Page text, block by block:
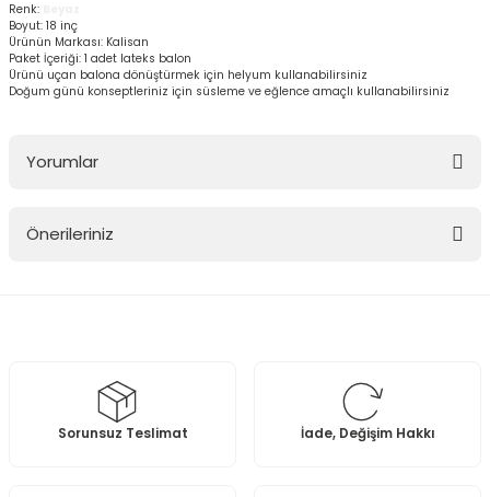
Renk:
Boyut: 18 inç
Ürünün Markası: Kalisan
Paket İçeriği: 1 adet lateks balon
Ürünü uçan balona dönüştürmek için helyum kullanabilirsiniz
Doğum günü konseptleriniz için süsleme ve eğlence amaçlı kullanabilirsiniz
Yorumlar
Önerileriniz
Ürün resmi kalitesiz, bozuk veya görüntülenemiyor.
Ürün açıklamasında eksik bilgiler bulunuyor.
Sorunsuz Teslimat İade, Değişim Hakkı